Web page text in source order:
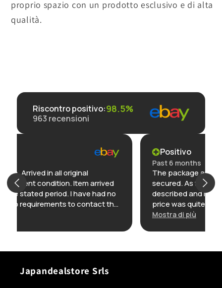
proprio spazio con un prodotto esclusivo e di alta
qualità.
Riscontro positivo:98.5%
963 recensioni
no
the
The package arrived quickly and was well
secured. As for the figure, it was exactly as
described and in perfect condition, plus the
price was quite good compared to other
websites. I’m very satisfied and would
absolutely recommend this seller!
Japandealstore Srls